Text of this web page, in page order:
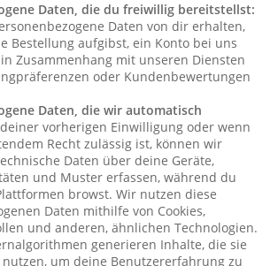
Daten, die du freiwillig bereitstellst:
Daten von dir erhalten,
Bestellung aufgibst, ein Konto bei uns
Zusammenhang mit unseren Diensten
oder Kundenbewertungen
Daten, die wir automatisch
vorherigen Einwilligung oder wenn
Recht zulässig ist, können wir
Daten über deine Geräte,
und Muster erfassen, während du
browst. Wir nutzen diese
Daten mithilfe von Cookies,
und anderen, ähnlichen Technologien.
generieren Inhalte, die sie
um deine Benutzererfahrung zu